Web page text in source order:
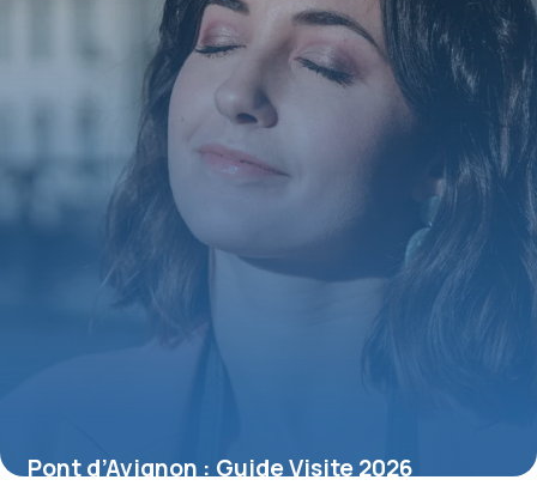
Pont d’Avignon : Guide Visite 2026